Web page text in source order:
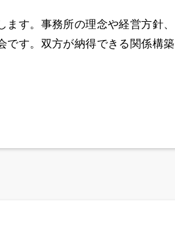
す。事務所の理念や経営方針、
です。双方が納得できる関係構築